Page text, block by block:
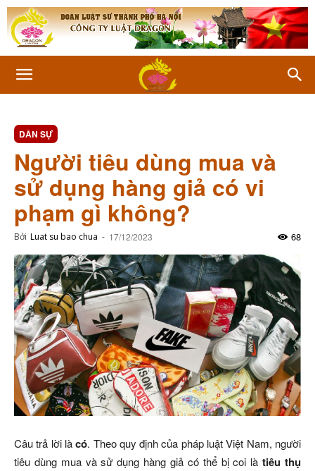
DÂN SỰ
Người tiêu dùng mua và
sử dụng hàng giả có vi
phạm gì không?
Bởi Luat su bao chua - 17/12/2023 68
Câu trả lời làcó. Theo quy định của pháp luật Việt Nam, người
tiêu dùng mua và sử dụng hàng giả có thể bị coi làtiêu thụ